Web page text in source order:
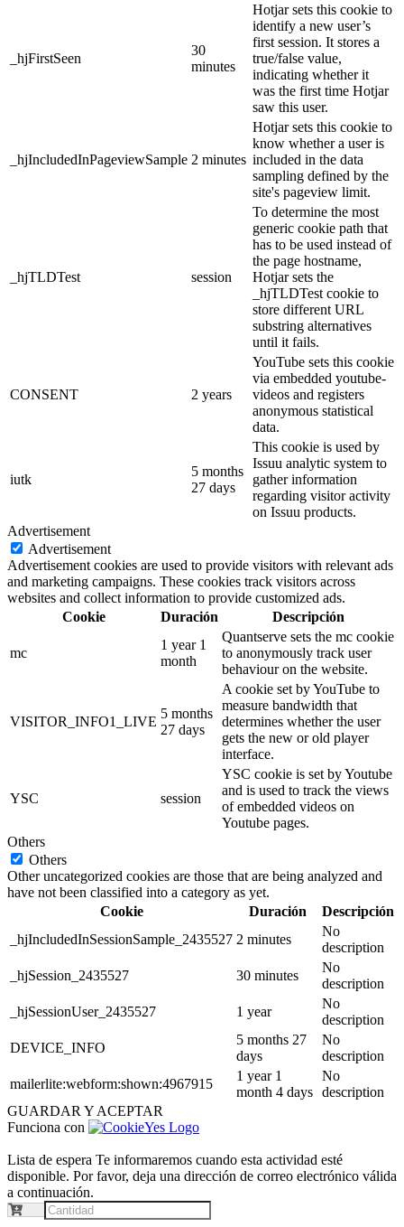
_hjFirstSeen
30
minutes
Hotjar sets this cookie to
identify a new user’s
first session. It stores a
true/false value,
indicating whether it
was the first time Hotjar
saw this user.
_hjIncludedInPageviewSample 2 minutes
Hotjar sets this cookie to
know whether a user is
included in the data
sampling defined by the
site's pageview limit.
_hjTLDTest session
To determine the most
generic cookie path that
has to be used instead of
the page hostname,
Hotjar sets the
_hjTLDTest cookie to
store different URL
substring alternatives
until it fails.
CONSENT 2 years
YouTube sets this cookie
via embedded youtube-
videos and registers
anonymous statistical
data.
iutk
5 months
27 days
This cookie is used by
Issuu analytic system to
gather information
regarding visitor activity
on Issuu products.
Advertisement
Advertisement
Advertisement cookies are used to provide visitors with relevant ads
and marketing campaigns. These cookies track visitors across
websites and collect information to provide customized ads.
Cookie
Duración Descripción
mc
1 year 1
month
Quantserve sets the mc cookie
to anonymously track user
behaviour on the website.
VISITOR_INFO1_LIVE
5 months
27 days
A cookie set by YouTube to
measure bandwidth that
determines whether the user
gets the new or old player
interface.
YSC session
YSC cookie is set by Youtube
and is used to track the views
of embedded videos on
Youtube pages.
Others
Others
Other uncategorized cookies are those that are being analyzed and
have not been classified into a category as yet.
Cookie
Duración
Descripción
_hjIncludedInSessionSample_2435527 2 minutes
No
description
_hjSession_2435527
30 minutes
No
description
_hjSessionUser_2435527
1 year
No
description
DEVICE_INFO
5 months 27
days
No
description
mailerlite:webform:shown:4967915
1 year 1
month 4 days
No
description
GUARDAR Y ACEPTAR
Funciona con
Lista de espera Te informaremos cuando esta actividad esté
disponible. Por favor, deja una dirección de correo electrónico válida
a continuación.